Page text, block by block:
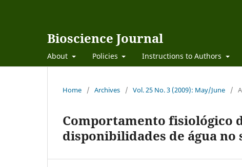
Bioscience Journal
About Policies Instructions to Authors
Home / Archives / Vol. 25 No. 3 (2009): May/June /
Comportamento fisiológico
disponibilidades de água no